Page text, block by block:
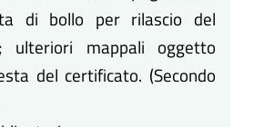
di bollo per rilascio del
ulteriori mappali oggetto
del certificato. (Secondo